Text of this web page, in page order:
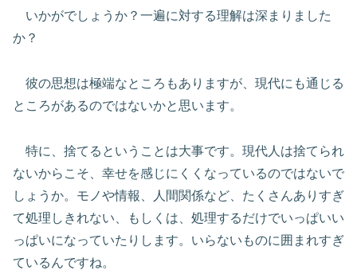
いかがでしょうか？一遍に対する理解は深まりました
か？
彼の思想は極端なところもありますが、現代にも通じる
ところがあるのではないかと思います。
特に、捨てるということは大事です。現代人は捨てられ
ないからこそ、幸せを感じにくくなっているのではないで
しょうか。モノや情報、人間関係など、たくさんありすぎ
て処理しきれない、もしくは、処理するだけでいっぱいい
っぱいになっていたりします。いらないものに囲まれすぎ
ているんですね。